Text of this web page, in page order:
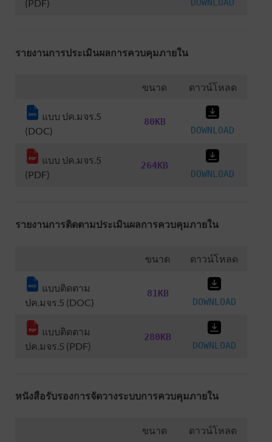
(PDF)
DOWNLOAD
รายงานการประเมินผลการควบคุมภายใน
ขนาด ดาวน์โหลด
แบบ ปค.มจร.5
(DOC)
80KB
DOWNLOAD
แบบ ปค.มจร.5
(PDF)
264KB
DOWNLOAD
รายงานการติดตามประเมินผลการควบคุมภายใน
ขนาด ดาวน์โหลด
แบบติดตาม
ปค.มจร.5 (DOC)
81KB
DOWNLOAD
แบบติดตาม
ปค.มจร.5 (PDF)
280KB
DOWNLOAD
หนังสือรับรองการจัดวางระบบการควบคุมภายใน
ขนาด ดาวน์โหลด